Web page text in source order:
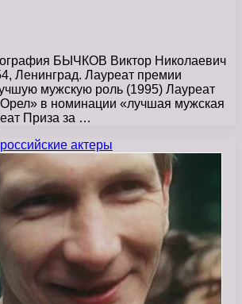
БЫЧКОВ Виктор Николаевич
Ленинград. Лауреат премии
мужскую роль (1995) Лауреат
в номинации «лучшая мужская
Приза за …
актеры